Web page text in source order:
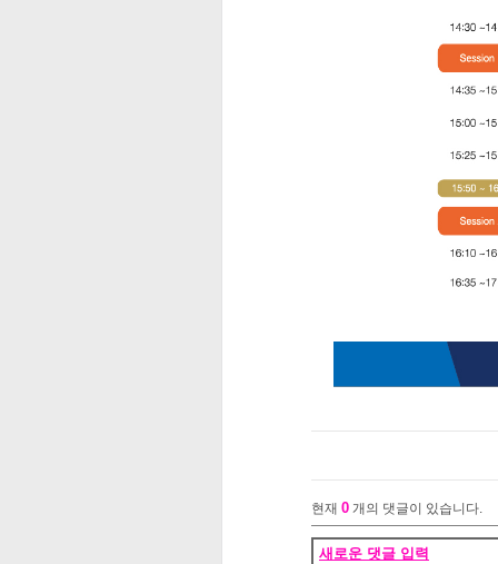
현재 0 개의 댓글이 있습니다.
새로운 댓글 입력